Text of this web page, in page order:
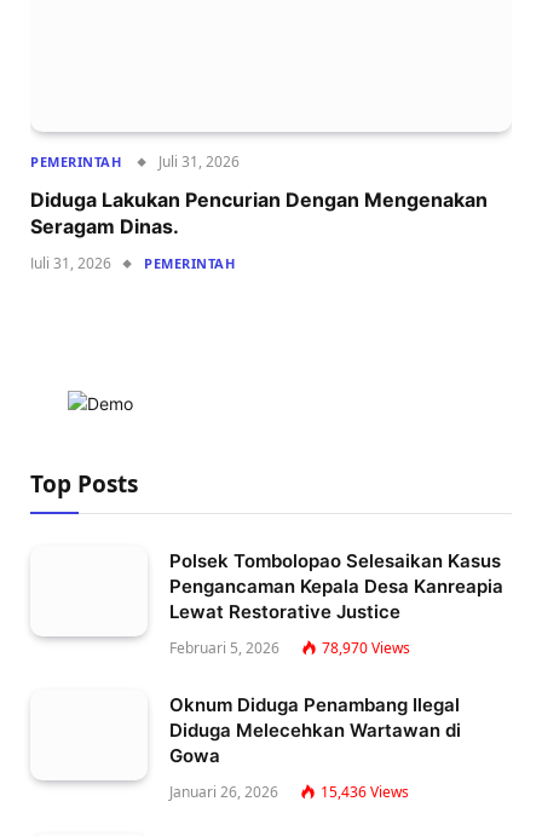
PEMERINTAH Juli 31, 2026
Diduga Lakukan Pencurian Dengan Mengenakan
Seragam Dinas.
Juli 31, 2026 PEMERINTAH
Top Posts
Polsek Tombolopao Selesaikan Kasus
Pengancaman Kepala Desa Kanreapia
Lewat Restorative Justice
Februari 5, 2026 78,970Views
Oknum Diduga Penambang Ilegal
Diduga Melecehkan Wartawan di
Gowa
Januari 26, 2026 15,436Views